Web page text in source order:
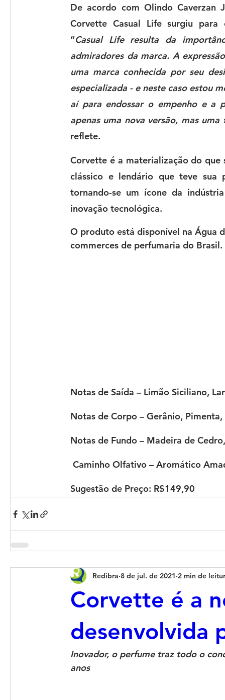
De acordo com Olindo Caverzan
Corvette Casual Life surgiu para
“Casual Life resulta da
admiradores da marca. A
uma marca conhecida por seu
especializada - e neste caso estou
aí para endossar o empenho e a
apenas uma nova versão, mas
reflete.
Corvette é a materialização do
clássico e lendário que teve sua
tornando-se um ícone da
inovação tecnológica.
O produto está disponível na Água
commerces de perfumaria do Brasil.
Notas de Saída – Limão Siciliano,
Notas de Corpo – Gerânio, Pimenta,
Notas de Fundo – Madeira de
Caminho Olfativo – Aromático
Sugestão de Preço: R$149,90
Corvette é a
desenvolvida
Redibra 8 de jul. de 2021 2 min de
Inovador, o perfume traz todo o
anos